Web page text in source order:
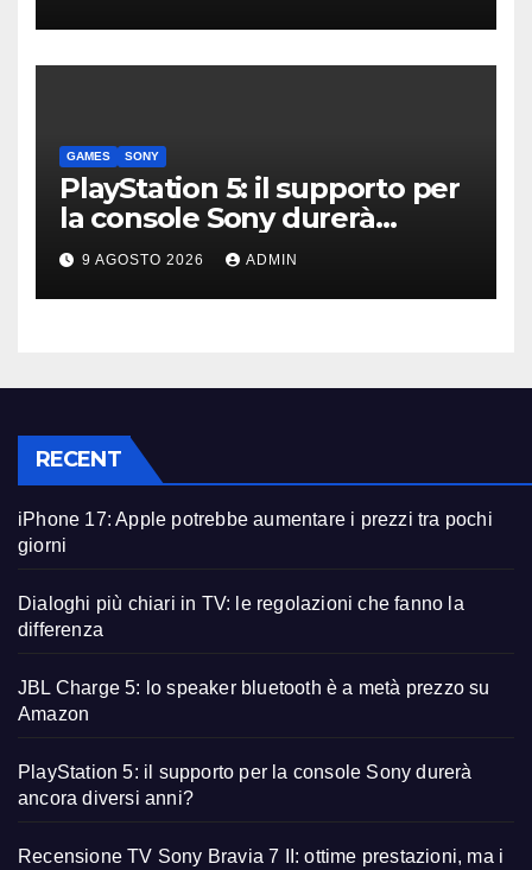
GAMES SONY
PlayStation 5: il supporto per
la console Sony durerà
ancora diversi anni?
9 AGOSTO 2026 ADMIN
RECENT
iPhone 17: Apple potrebbe aumentare i prezzi tra pochi
giorni
Dialoghi più chiari in TV: le regolazioni che fanno la
differenza
JBL Charge 5: lo speaker bluetooth è a metà prezzo su
Amazon
PlayStation 5: il supporto per la console Sony durerà
ancora diversi anni?
Recensione TV Sony Bravia 7 II: ottime prestazioni, ma i